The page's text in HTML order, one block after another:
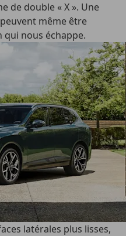
de double « X ». Une
même être
nous échappe.
latérales plus lisses,